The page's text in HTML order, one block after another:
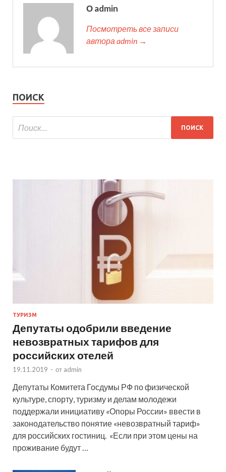
О admin
Посмотреть все записи
автора admin →
ПОИСК
ТУРИЗМ
Депутаты одобрили введение
невозвратных тарифов для
российских отелей
19.11.2019 - от admin
Депутаты Комитета Госдумы РФ по физической
культуре, спорту, туризму и делам молодежи
поддержали инициативу «Опоры России» ввести в
законодательство понятие «невозвратный тариф»
для российских гостиниц. «Если при этом цены на
проживание будут …